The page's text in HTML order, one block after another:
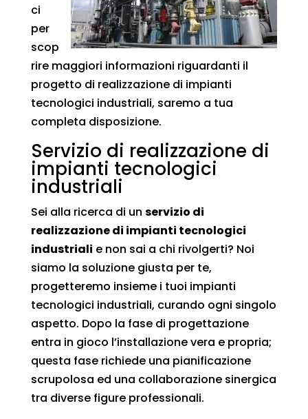
ci
per
scop
rire maggiori informazioni riguardanti il
progetto di realizzazione di impianti
tecnologici industriali, saremo a tua
completa disposizione.
Servizio di realizzazione di
impianti tecnologici
industriali
Sei alla ricerca di un servizio di
realizzazione di impianti tecnologici
industriali e non sai a chi rivolgerti? Noi
siamo la soluzione giusta per te,
progetteremo insieme i tuoi impianti
tecnologici industriali, curando ogni singolo
aspetto. Dopo la fase di progettazione
entra in gioco l’installazione vera e propria;
questa fase richiede una pianificazione
scrupolosa ed una collaborazione sinergica
tra diverse figure professionali.